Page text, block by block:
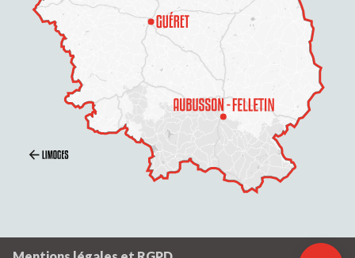
Prestations
Contacter par
email